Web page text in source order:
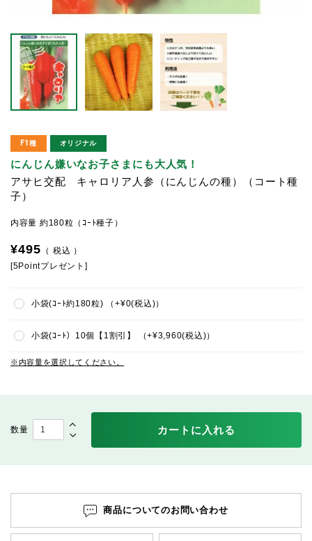
F1種 オリジナル
にんじん嫌いなお子さまにも大人気！
アサヒ交配 キャロリア人参（にんじんの種）（コート種
子）
内容量 約180粒（ｺｰﾄ種子）
¥495
税込
[5Pointプレゼント]
内容量を選択してください。
小袋(ｺｰﾄ約180粒) +¥0 税込
小袋(ｺｰﾄ）10個【1割引】 +¥3,960 税込
カートに入れる
商品についてのお問い合わせ